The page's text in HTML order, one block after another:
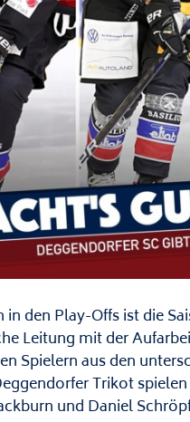
den Play-Offs ist die
Leitung mit der
Spielern aus den
Trikot
und Daniel